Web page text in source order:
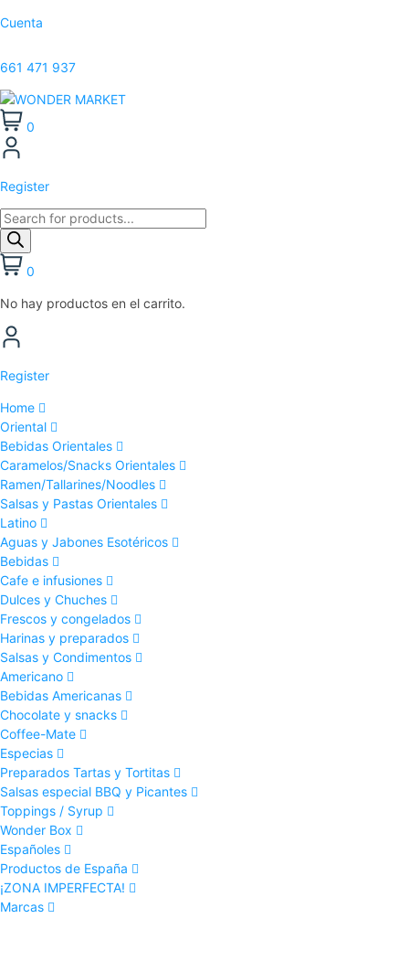
Cuenta
661 471 937
0
Register
0
No hay productos en el carrito.
Register
Home
Oriental
Bebidas Orientales
Caramelos/Snacks Orientales
Ramen/Tallarines/Noodles
Salsas y Pastas Orientales
Latino
Aguas y Jabones Esotéricos
Bebidas
Cafe e infusiones
Dulces y Chuches
Frescos y congelados
Harinas y preparados
Salsas y Condimentos
Americano
Bebidas Americanas
Chocolate y snacks
Coffee-Mate
Especias
Preparados Tartas y Tortitas
Salsas especial BBQ y Picantes
Toppings / Syrup
Wonder Box
Españoles
Productos de España
¡ZONA IMPERFECTA!
Marcas